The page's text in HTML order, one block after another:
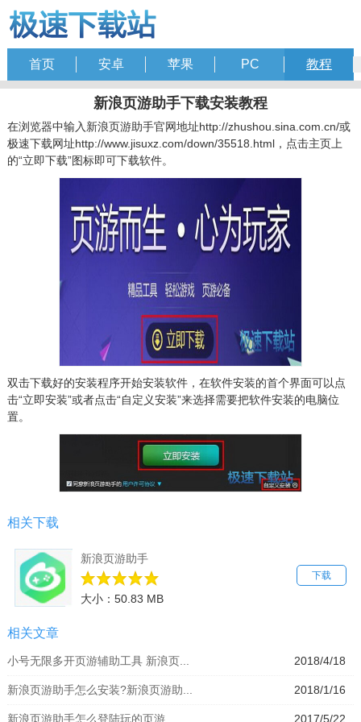
首页 安卓 苹果 PC 教程
新浪页游助手下载安装教程
在浏览器中输入新浪页游助手官网地址http://zhushou.sina.com.cn/或
极速下载网址http://www.jisuxz.com/down/35518.html，点击主页上
的“立即下载”图标即可下载软件。
双击下载好的安装程序开始安装软件，在软件安装的首个界面可以点
击“立即安装”或者点击“自定义安装”来选择需要把软件安装的电脑位
置。
相关下载
下载
新浪页游助手
大小：50.83 MB
相关文章
2018/4/18
小号无限多开页游辅助工具 新浪页...
2018/1/16
新浪页游助手怎么安装?新浪页游助...
2017/5/22
新浪页游助手怎么登陆玩的页游